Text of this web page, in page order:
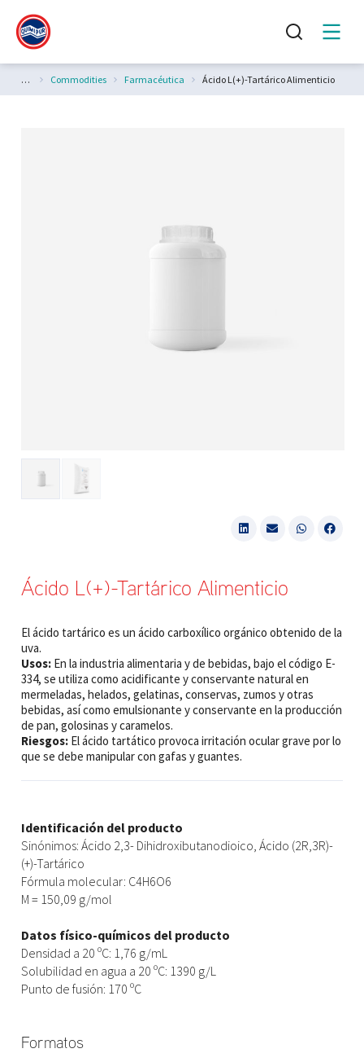
Estás aquí:Commodities Farmacéutica Ácido L(+)-Tartárico Alimenticio
Ácido L(+)-Tartárico Alimenticio
El ácido tartárico es un ácido carboxílico orgánico obtenido de la
uva.
Usos: En la industria alimentaria y de bebidas, bajo el código E-
334, se utiliza como acidificante y conservante natural en
mermeladas, helados, gelatinas, conservas, zumos y otras
bebidas, así como emulsionante y conservante en la producción
de pan, golosinas y caramelos.
Riesgos: El ácido tartático provoca irritación ocular grave por lo
que se debe manipular con gafas y guantes.
Identificación del producto
Sinónimos: Ácido 2,3- Dihidroxibutanodioico, Ácido (2R,3R)-
(+)-Tartárico
Fórmula molecular: C4H6O6
M = 150,09 g/mol
Datos físico-químicos del producto
Densidad a 20 ºC: 1,76 g/mL
Solubilidad en agua a 20 ºC: 1390 g/L
Punto de fusión: 170 ºC
Formatos